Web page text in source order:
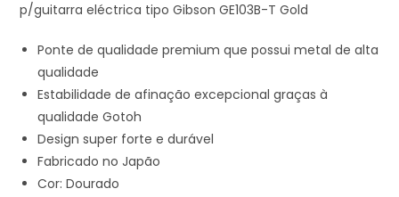
p/guitarra eléctrica tipo Gibson GE103B-T Gold
Ponte de qualidade premium que possui metal de alta
qualidade
Estabilidade de afinação excepcional graças à
qualidade Gotoh
Design super forte e durável
Fabricado no Japão
Cor: Dourado